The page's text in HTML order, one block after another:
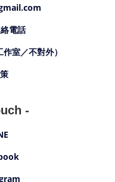
電話
室／不對外）
-